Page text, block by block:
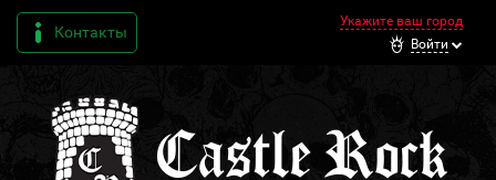
Контакты
Укажите ваш город
Войти